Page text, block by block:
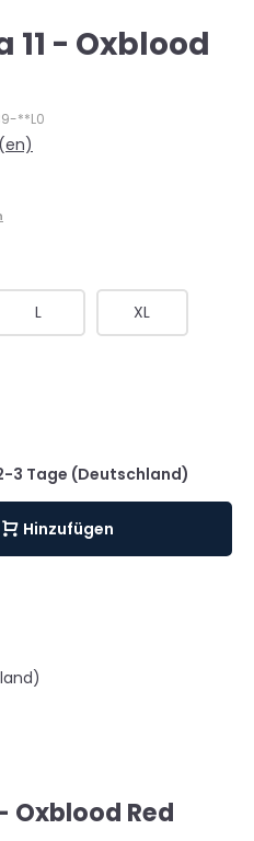
- Oxblood
**L0
L XL
3 Tage (Deutschland)
Hinzufügen
Oxblood Red